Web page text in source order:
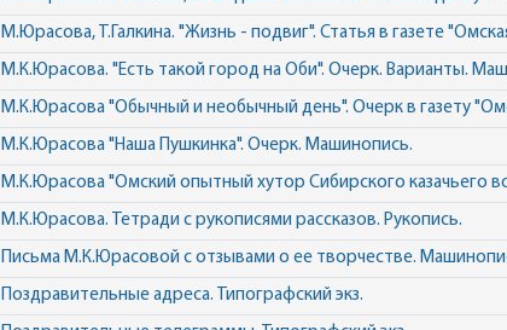
М.Юрасова, Т.Галкина. "Жизнь - подвиг". Статья в газете
М.К.Юрасова. "Есть такой город на Оби". Очерк. Варианты.
М.К.Юрасова "Обычный и необычный день". Очерк в газету
М.К.Юрасова "Наша Пушкинка". Очерк. Машинопись.
М.К.Юрасова "Омский опытный хутор Сибирского казачьего
М.К.Юрасова. Тетради с рукописями рассказов. Рукопись.
Письма М.К.Юрасовой с отзывами о ее творчестве.
Поздравительные адреса. Типографский экз.